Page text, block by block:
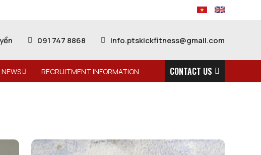
091 747 8868 info.ptskickfitness@gmail.com
NEWS RECRUITMENT INFORMATION CONTACT US